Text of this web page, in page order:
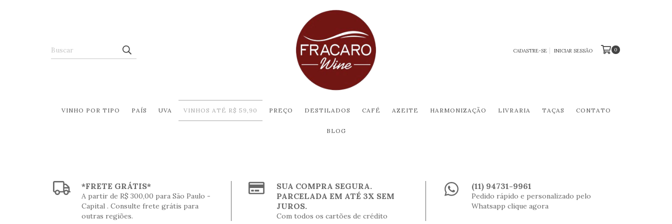
CADASTRE-SE INICIAR SESSÃO 0
VINHO POR TIPO PAÍS UVA VINHOS ATÉ R$ 59,90 PREÇO DESTILADOS CAFÉ AZEITE HARMONIZAÇÃO LIVRARIA TAÇAS CONTATO
BLOG
*FRETE GRÁTIS*
A partir de R$ 300,00 para São Paulo -
Capital . Consulte frete grátis para
outras regiões.
SUA COMPRA SEGURA.
PARCELADA EM ATÉ 3X SEM
JUROS.
Com todos os cartões de crédito
(11) 94731-9961
Pedido rápido e personalizado pelo
Whatsapp clique agora